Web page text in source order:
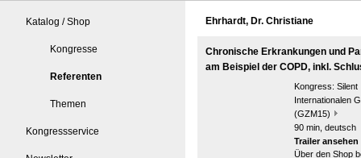
Katalog / Shop
Kongresse
Referenten
Themen
Kongressservice
Ehrhardt, Dr. Christiane
Chronische Erkrankungen und
am Beispiel der COPD, inkl.
Kongress: Silent
Internationalen
(GZM15)
90 min, deutsch
Trailer ansehen
Über den Shop